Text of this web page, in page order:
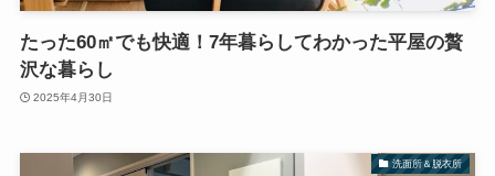
たった60㎡でも快適！7年暮らしてわかった平屋の贅
沢な暮らし
2025年4月30日
洗面所＆脱衣所